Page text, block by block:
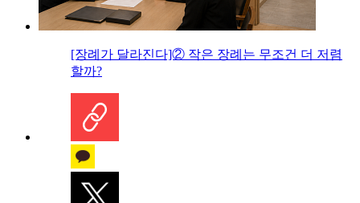
[장례가 달라진다]② 작은 장례는 무조건 더 저렴
할까?